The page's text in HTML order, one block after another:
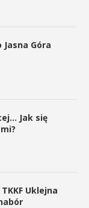
Góra
Jak się
Uklejna